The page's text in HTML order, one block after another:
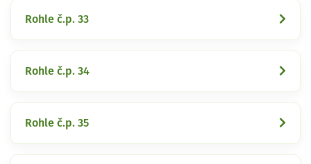
Rohle č.p. 33
Rohle č.p. 34
Rohle č.p. 35